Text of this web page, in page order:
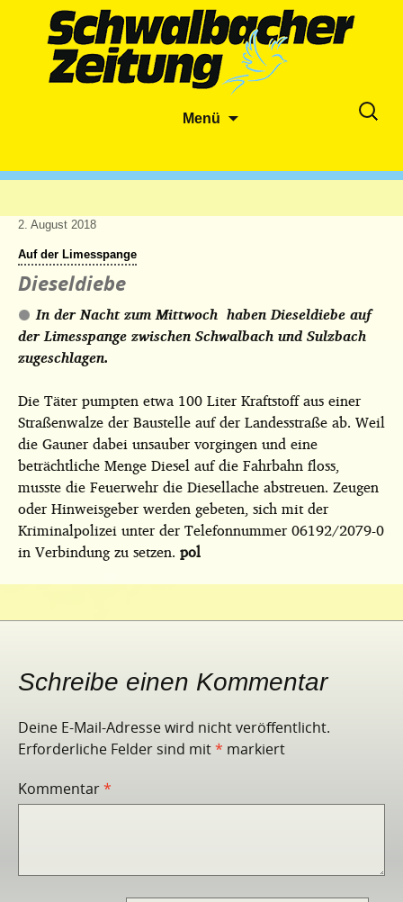
Menü
Suche
2. August 2018
Auf der Limesspange
Dieseldiebe
In der Nacht zum Mittwoch haben Dieseldiebe auf
der Limesspange zwischen Schwalbach und Sulzbach
zugeschlagen.
Die Täter pumpten etwa 100 Liter Kraftstoff aus einer
Straßenwalze der Baustelle auf der Landesstraße ab. Weil
die Gauner dabei unsauber vorgingen und eine
beträchtliche Menge Diesel auf die Fahrbahn floss,
musste die Feuerwehr die Diesellache abstreuen. Zeugen
oder Hinweisgeber werden gebeten, sich mit der
Kriminalpolizei unter der Telefonnummer 06192/2079-0
in Verbindung zu setzen. pol
Schreibe einen Kommentar
Deine E-Mail-Adresse wird nicht veröffentlicht.
Erforderliche Felder sind mit* markiert
Kommentar*